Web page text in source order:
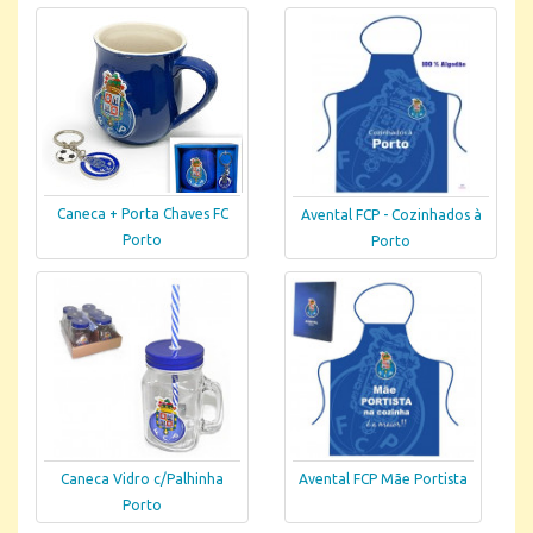
Caneca + Porta Chaves FC
Porto
Avental FCP - Cozinhados à
Porto
Caneca Vidro c/Palhinha
Porto
Avental FCP Mãe Portista